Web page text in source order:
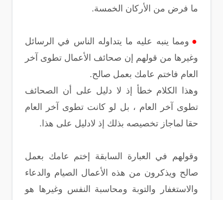
ما فرض من الأركان الخمسة.
● ومما ينبه عليه ما يتداوله الناس في الرسائل
وغيرها من قولهم إن صحائف الأعمال تطوى آخر
العام فاختم عامك بعمل صالح.
وهذا الكلام خطأ إذ لا دليل على أن الصحائف
تطوى آخر العام ، بل لو كانت تطوى آخر العام
حقا لماجاز تخصيصه بذلك إذ لادليل على هذا.
وقولهم في العبارة السابقة إختم عامك بعمل
صالح ويذكرون من هذه الأعمال الصيام والدعاء
والاستغفار والتوبة ومحاسبة النفس وغيرها هو